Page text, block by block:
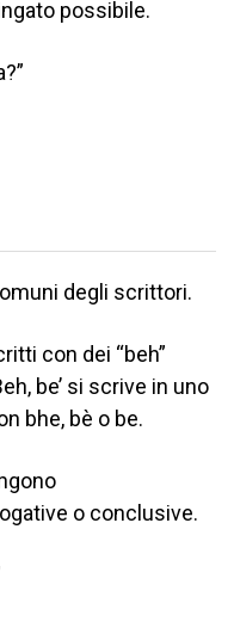
possibile.
degli scrittori.
con dei “beh”
be’ si scrive in uno
bhe, bè o be.
o conclusive.